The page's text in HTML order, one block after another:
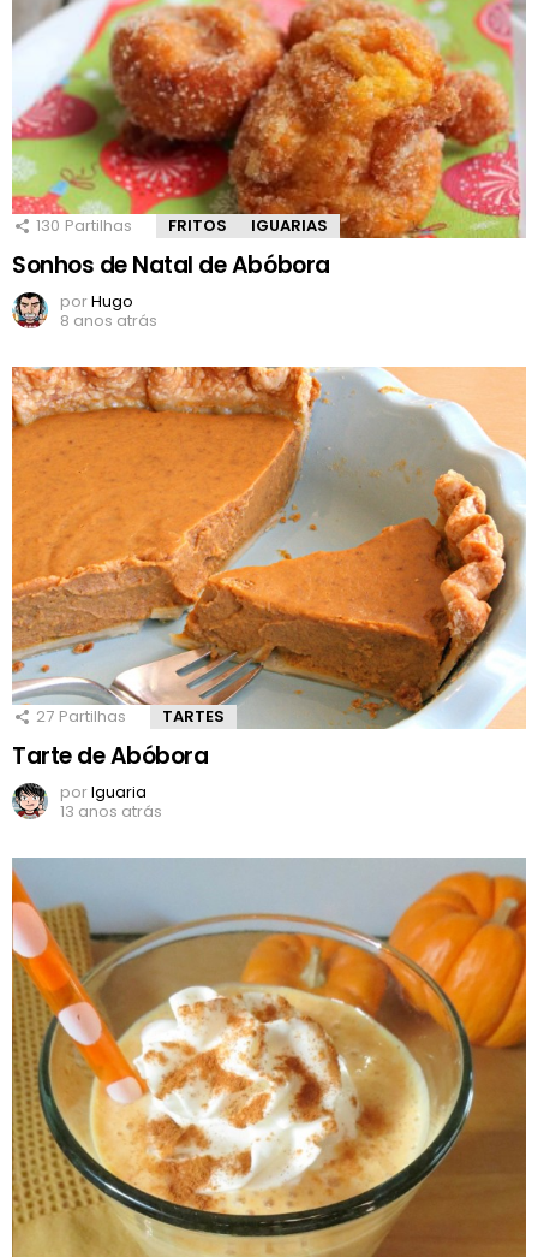
130 Partilhas FRITOS IGUARIAS
Sonhos de Natal de Abóbora
porHugo
8 anos atrás
27 Partilhas TARTES
Tarte de Abóbora
porIguaria
13 anos atrás